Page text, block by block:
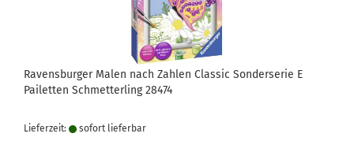
Ravensburger Malen nach Zahlen Classic Sonderserie E
Pailetten Schmetterling 28474
Lieferzeit: sofort lie­fer­bar